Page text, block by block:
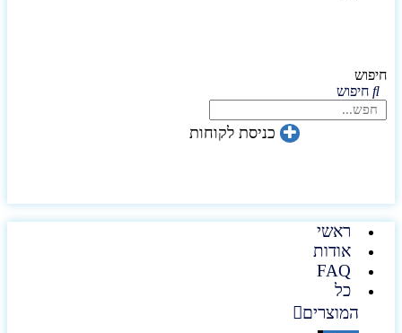
חיפוש
חיפוש
כניסת לקוחות
ראשי
אודות
FAQ
כל
המוצרים